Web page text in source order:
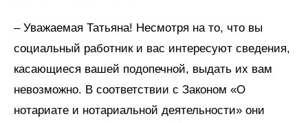
– Уважаемая Татьяна! Несмотря на то, что вы
социальный работник и вас интересуют сведения,
касающиеся вашей подопечной, выдать их вам
невозможно. В соответствии с Законом «О
нотариате и нотариальной деятельности» они